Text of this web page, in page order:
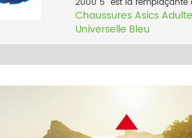
ChaussuresAsics
Universelle Bleu